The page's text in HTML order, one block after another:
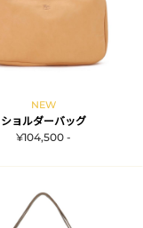
NEW
ショルダーバッグ
¥104,500 -